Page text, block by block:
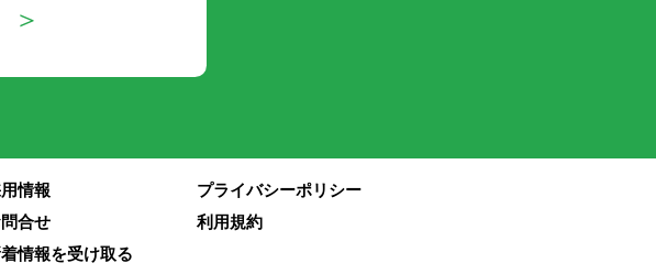
情報
合せ
情報を受け取る
プライバシーポリシー
利用規約